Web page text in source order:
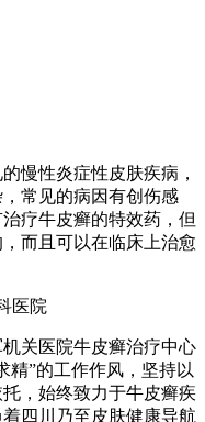
慢性炎症性皮肤疾病，
常见的病因有创伤感
疗牛皮癣的特效药，但
而且可以在临床上治愈
关医院牛皮癣治疗中心
精”的工作作风，坚持以
，始终致力于牛皮癣疾
四川乃至皮肤健康导航